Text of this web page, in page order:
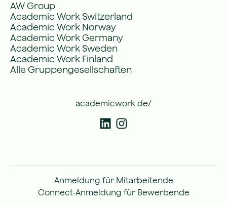
AW Group
Academic Work Switzerland
Academic Work Norway
Academic Work Germany
Academic Work Sweden
Academic Work Finland
Alle Gruppengesellschaften
academicwork.de/
Anmeldung für Mitarbeitende
Connect-Anmeldung für Bewerbende